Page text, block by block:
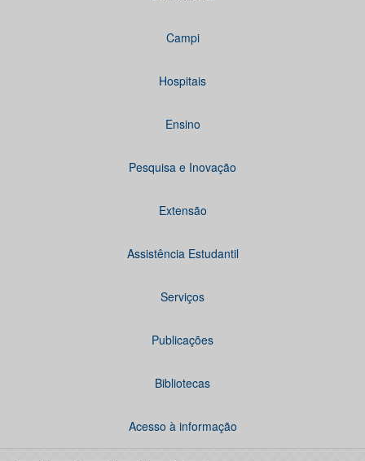
Campi
Hospitais
Ensino
Pesquisa e Inovação
Extensão
Assistência Estudantil
Serviços
Publicações
Bibliotecas
Acesso à informação